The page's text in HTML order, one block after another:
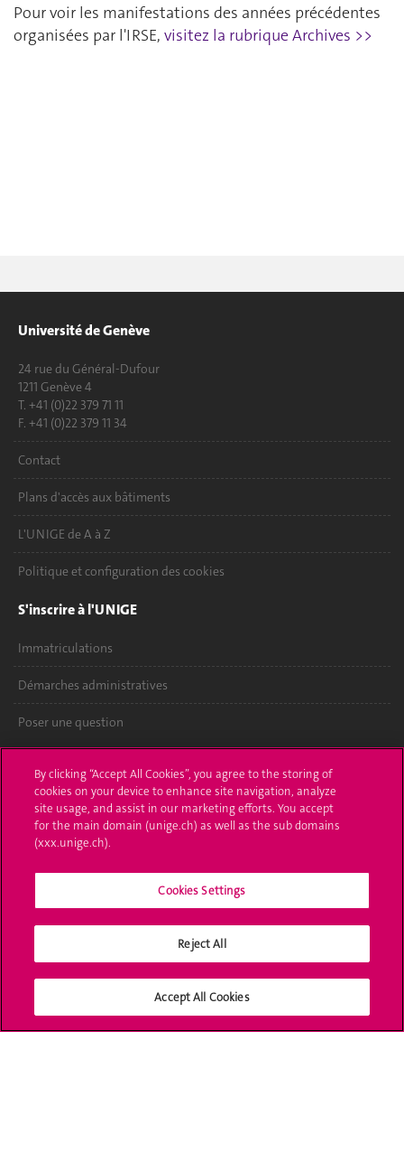
Pour voir les manifestations des années précédentes
organisées par l'IRSE, visitez la rubrique Archives >>
Université de Genève
24 rue du Général-Dufour
1211 Genève 4
T. +41 (0)22 379 71 11
F. +41 (0)22 379 11 34
Contact
Plans d'accès aux bâtiments
L'UNIGE de A à Z
Politique et configuration des cookies
S'inscrire à l'UNIGE
Immatriculations
Démarches administratives
Poser une question
UNIGE Mobile
Médias
Offres d'emploi
Bibliothèque
Médias sociaux UNIGE
By clicking “Accept All Cookies”, you agree to the storing of
cookies on your device to enhance site navigation, analyze
site usage, and assist in our marketing efforts. You accept
for the main domain (unige.ch) as well as the sub domains
(xxx.unige.ch).
Cookies Settings
Reject All
Accept All Cookies